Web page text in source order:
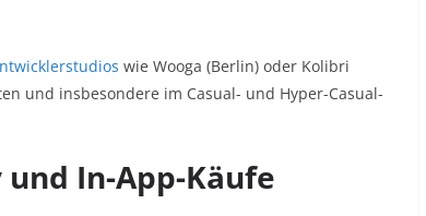
wie Wooga (Berlin) oder Kolibri
und insbesondere im Casual- und Hyper-Casual-
In-App-Käufe